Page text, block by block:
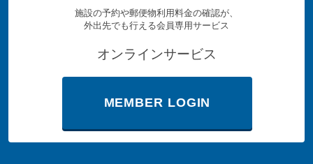
施設の予約や郵便物利用料金の確認が、
外出先でも行える会員専用サービス
オンラインサービス
MEMBER LOGIN